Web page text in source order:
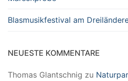
Blasmusikfestival am
NEUESTE KOMMENTARE
Thomas Glantschnig zu